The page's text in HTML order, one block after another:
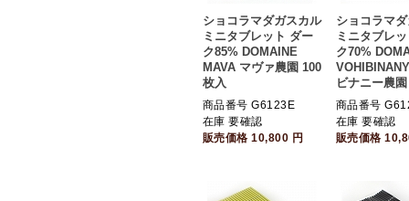
ショコラマダガスカル
ミニタブレット ダー
ク85% DOMAINE
MAVA マヴァ農園 100
枚入
商品番号 G6123E
在庫 要確認
販売価格10,800 円
ショコラマ
ミニタブレ
ク70%
ビナニー農
商品番号
在庫 要確認
販売価格